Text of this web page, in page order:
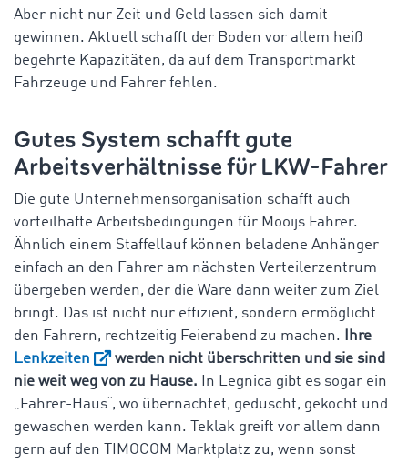
Aber nicht nur Zeit und Geld lassen sich damit
gewinnen. Aktuell schafft der Boden vor allem heiß
begehrte Kapazitäten, da auf dem
Transportmarkt
Fahrzeuge und Fahrer fehlen.
Gutes System schafft gute
Arbeitsverhältnisse für LKW-Fahrer
Die gute Unternehmensorganisation schafft auch
vorteilhafte Arbeitsbedingungen für Mooijs Fahrer.
Ähnlich einem Staffellauf können beladene Anhänger
einfach an den Fahrer am nächsten Verteilerzentrum
übergeben werden, der die Ware dann weiter zum Ziel
bringt. Das ist nicht nur effizient, sondern ermöglicht
den Fahrern, rechtzeitig Feierabend zu machen.
Ihre
Lenkzeiten
werden nicht überschritten und sie sind
nie weit weg von zu Hause. In Legnica gibt es sogar ein
„Fahrer-Haus“, wo übernachtet, geduscht, gekocht und
gewaschen werden kann. Teklak greift vor allem dann
gern auf den TIMOCOM Marktplatz zu, wenn sonst